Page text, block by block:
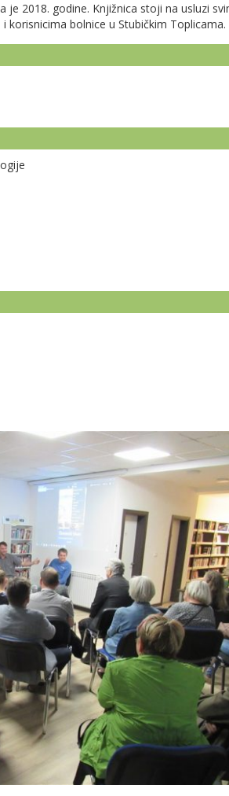
je 2018. godine. Knjižnica stoji na usluzi
bolnice u Stubičkim Toplicama.